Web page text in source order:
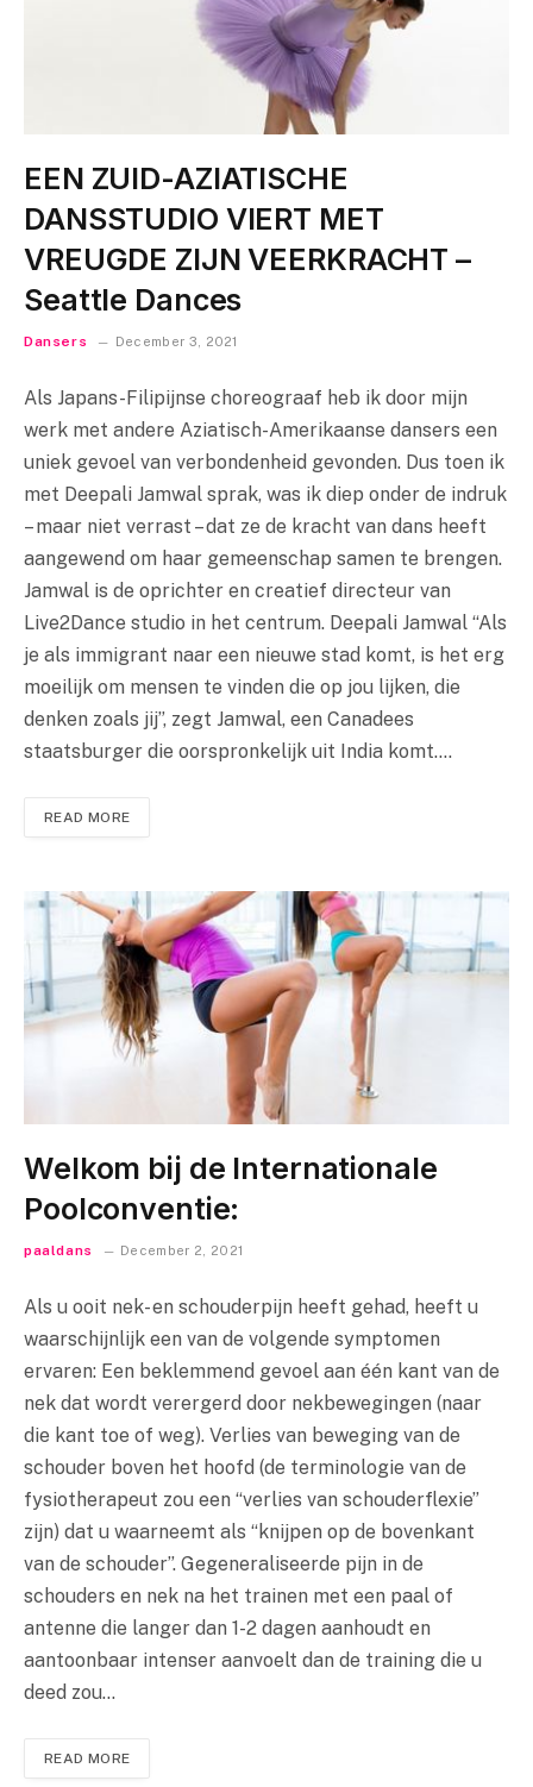
EEN ZUID-AZIATISCHE
DANSSTUDIO VIERT MET
VREUGDE ZIJN VEERKRACHT –
Seattle Dances
Dansers December 3, 2021
Als Japans-Filipijnse choreograaf heb ik door mijn
werk met andere Aziatisch-Amerikaanse dansers een
uniek gevoel van verbondenheid gevonden. Dus toen ik
met Deepali Jamwal sprak, was ik diep onder de indruk
– maar niet verrast – dat ze de kracht van dans heeft
aangewend om haar gemeenschap samen te brengen.
Jamwal is de oprichter en creatief directeur van
Live2Dance studio in het centrum. Deepali Jamwal “Als
je als immigrant naar een nieuwe stad komt, is het erg
moeilijk om mensen te vinden die op jou lijken, die
denken zoals jij”, zegt Jamwal, een Canadees
staatsburger die oorspronkelijk uit India komt.…
READ MORE
Welkom bij de Internationale
Poolconventie:
paaldans December 2, 2021
Als u ooit nek- en schouderpijn heeft gehad, heeft u
waarschijnlijk een van de volgende symptomen
ervaren: Een beklemmend gevoel aan één kant van de
nek dat wordt verergerd door nekbewegingen (naar
die kant toe of weg). Verlies van beweging van de
schouder boven het hoofd (de terminologie van de
fysiotherapeut zou een “verlies van schouderflexie”
zijn) dat u waarneemt als “knijpen op de bovenkant
van de schouder”. Gegeneraliseerde pijn in de
schouders en nek na het trainen met een paal of
antenne die langer dan 1-2 dagen aanhoudt en
aantoonbaar intenser aanvoelt dan de training die u
deed zou…
READ MORE